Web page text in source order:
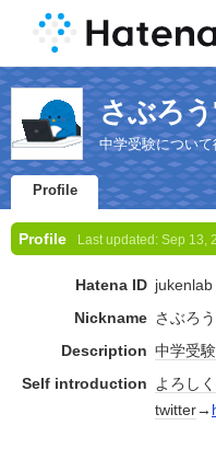
さぶろ
中学受験につい
Profile
Profile Last updated: Sep 13,
Hatena ID jukenlab
Nickname さぶろう
Description 中学受験
Self introduction よろしく
twitter→